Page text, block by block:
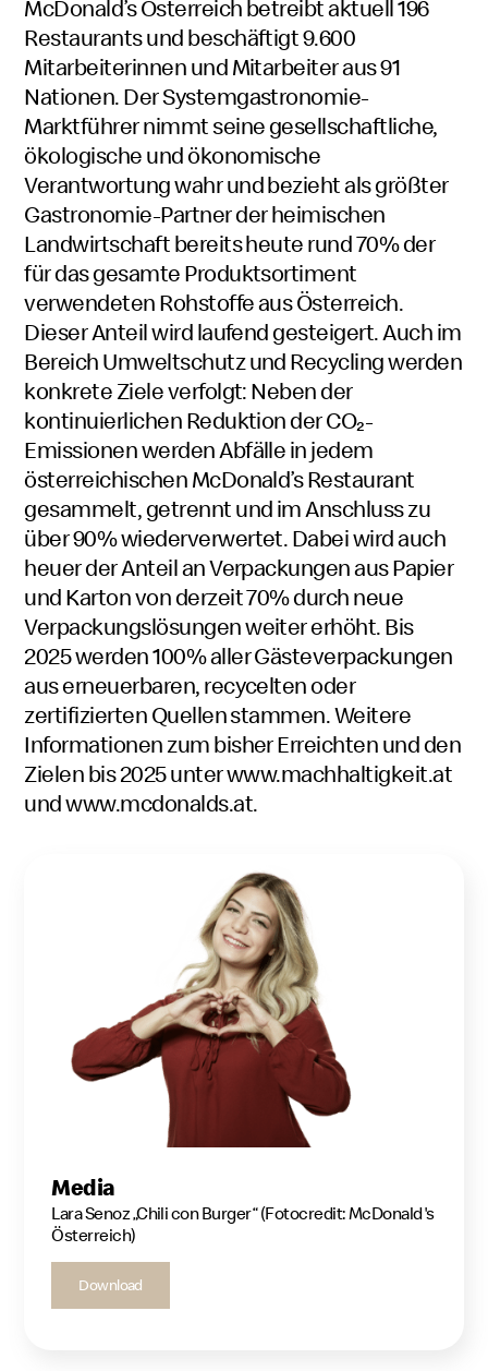
McDonald’s Österreich betreibt aktuell 196
Restaurants und beschäftigt 9.600
Mitarbeiterinnen und Mitarbeiter aus 91
Nationen. Der Systemgastronomie-
Marktführer nimmt seine gesellschaftliche,
ökologische und ökonomische
Verantwortung wahr und bezieht als größter
Gastronomie-Partner der heimischen
Landwirtschaft bereits heute rund 70% der
für das gesamte Produktsortiment
verwendeten Rohstoffe aus Österreich.
Dieser Anteil wird laufend gesteigert. Auch im
Bereich Umweltschutz und Recycling werden
konkrete Ziele verfolgt: Neben der
kontinuierlichen Reduktion der CO₂-
Emissionen werden Abfälle in jedem
österreichischen McDonald’s Restaurant
gesammelt, getrennt und im Anschluss zu
über 90% wiederverwertet. Dabei wird auch
heuer der Anteil an Verpackungen aus Papier
und Karton von derzeit 70% durch neue
Verpackungslösungen weiter erhöht. Bis
2025 werden 100% aller Gästeverpackungen
aus erneuerbaren, recycelten oder
zertifizierten Quellen stammen. Weitere
Informationen zum bisher Erreichten und den
Zielen bis 2025 unterwww.machhaltigkeit.at
undwww.mcdonalds.at.
Media
Lara Senoz „Chili con Burger“ (Fotocredit: McDonald's
Österreich)
Download